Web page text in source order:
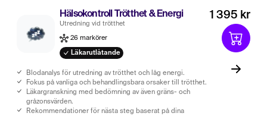
Hälsokontroll Trötthet & Energi
Utredning vid trötthet
26 markörer
Läkarutlåtande
Blodanalys för utredning av trötthet och låg energi.
Fokus på vanliga och behandlingsbara orsaker till trötthet.
Läkargranskning med bedömning av även gräns- och
gråzonsvärden.
Rekommendationer för nästa steg baserat på dina
1 395 kr